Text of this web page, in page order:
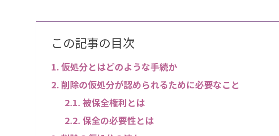
この記事の目次
仮処分とはどのような手続か
削除の仮処分が認められるために必要なこと
被保全権利とは
保全の必要性とは